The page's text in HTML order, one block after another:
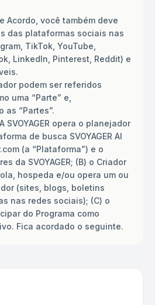
Acordo, você também deve
das plataformas sociais nas
TikTok, YouTube,
LinkedIn, Pinterest, Reddit) e
podem ser referidos
uma “Parte” e,
as “Partes”.
SVOYAGER opera o planejador
de busca SVOYAGER AI
(a “Plataforma”) e o
da SVOYAGER; (B) o Criador
hospeda e/ou opera um ou
(sites, blogs, boletins
nas redes sociais); (C) o
do Programa como
Fica acordado o seguinte.